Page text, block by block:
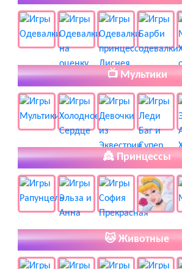
📺 Мультики
👸 Принцессы
🐱 Животные